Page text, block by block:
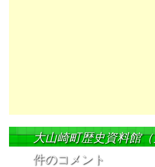
大山崎町歴史資料館
件のコメント